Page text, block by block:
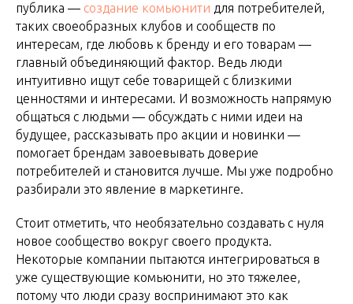
публика — создание комьюнити для потребителей,
таких своеобразных клубов и сообществ по
интересам, где любовь к бренду и его товарам —
главный объединяющий фактор. Ведь люди
интуитивно ищут себе товарищей с близкими
ценностями и интересами. И возможность напрямую
общаться с людьми — обсуждать с ними идеи на
будущее, рассказывать про акции и новинки —
помогает брендам завоевывать доверие
потребителей и становится лучше. Мы уже подробно
разбирали это явление в маркетинге.
Стоит отметить, что необязательно создавать с нуля
новое сообщество вокруг своего продукта.
Некоторые компании пытаются интегрироваться в
уже существующие комьюнити, но это тяжелее,
потому что люди сразу воспринимают это как